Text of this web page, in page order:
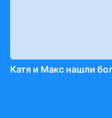
Катя и Макс нашли